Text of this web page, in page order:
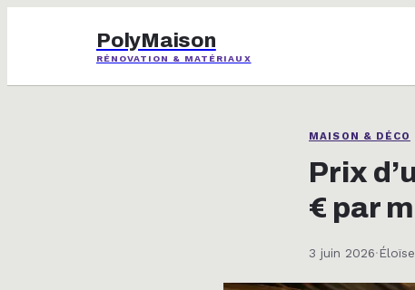
PolyMaison
RÉNOVATION & MATÉRIAUX
MAISON & DÉCO
Prix
€ par
3 juin 2026·